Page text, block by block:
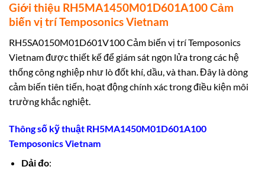
Giới thiệu RH5MA1450M01D601A100 Cảm
biến vị trí Temposonics Vietnam
RH5SA0150M01D601V100 Cảm biến vị trí Temposonics
Vietnam được thiết kế để giám sát ngọn lửa trong các hệ
thống công nghiệp như lò đốt khí, dầu, và than. Đây là dòng
cảm biến tiên tiến, hoạt động chính xác trong điều kiện môi
trường khắc nghiệt.
Thông số kỹ thuật RH5MA1450M01D601A100
Temposonics Vietnam
Dải đo: